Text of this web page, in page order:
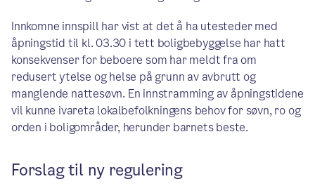
Innkomne innspill har vist at det å ha utesteder med
åpningstid til kl. 03.30 i tett boligbebyggelse har hatt
konsekvenser for beboere som har meldt fra om
redusert ytelse og helse på grunn av avbrutt og
manglende nattesøvn. En innstramming av åpningstidene
vil kunne ivareta lokalbefolkningens behov for søvn, ro og
orden i boligområder, herunder barnets beste.
Forslag til ny regulering